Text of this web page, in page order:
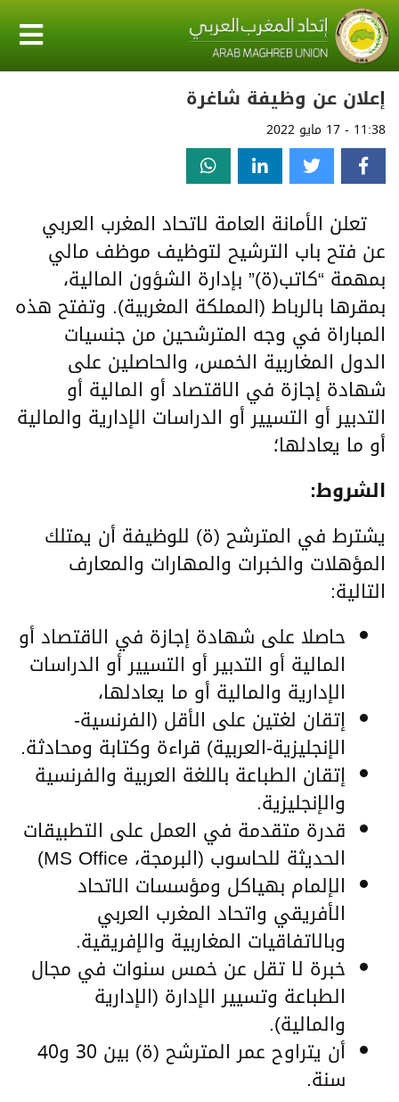
إعلان عن وظيفة شاغرة
11:38 - 17 مايو 2022
تعلن الأمانة العامة لاتحاد المغرب العربي
عن فتح باب الترشيح لتوظيف موظف مالي
بمهمة “كاتب(ة)” بإدارة الشؤون المالية،
بمقرها بالرباط (المملكة المغربية). وتفتح هذه
المباراة في وجه المترشحين من جنسيات
الدول المغاربية الخمس، والحاصلين على
شهادة إجازة في الاقتصاد أو المالية أو
التدبير أو التسيير أو الدراسات الإدارية والمالية
أو ما يعادلها؛
الشروط:
يشترط في المترشح (ة) للوظيفة أن يمتلك
المؤهلات والخبرات والمهارات والمعارف
التالية:
حاصلا على شهادة إجازة في الاقتصاد أو
المالية أو التدبير أو التسيير أو الدراسات
الإدارية والمالية أو ما يعادلها،
إتقان لغتين على الأقل (الفرنسية-
الإنجليزية-العربية) قراءة وكتابة ومحادثة.
إتقان الطباعة باللغة العربية والفرنسية
والإنجليزية.
قدرة متقدمة في العمل على التطبيقات
الحديثة للحاسوب (البرمجة، MS Office)
الإلمام بهياكل ومؤسسات الاتحاد
الأفريقي واتحاد المغرب العربي
وبالاتفاقيات المغاربية والإفريقية.
خبرة لا تقل عن خمس سنوات في مجال
الطباعة وتسيير الإدارة (الإدارية
والمالية).
أن يتراوح عمر المترشح (ة) بين 30 و40
سنة.